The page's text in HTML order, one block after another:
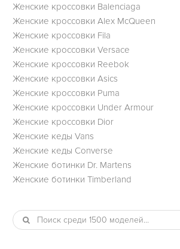
Женские кроссовки Balenciaga
Женские кроссовки Alex McQueen
Женские кроссовки Fila
Женские кроссовки Versace
Женские кроссовки Reebok
Женские кроссовки Asics
Женские кроссовки Puma
Женские кроссовки Under Armour
Женские кроссовки Dior
Женские кеды Vans
Женские кеды Converse
Женские ботинки Dr. Martens
Женские ботинки Timberland